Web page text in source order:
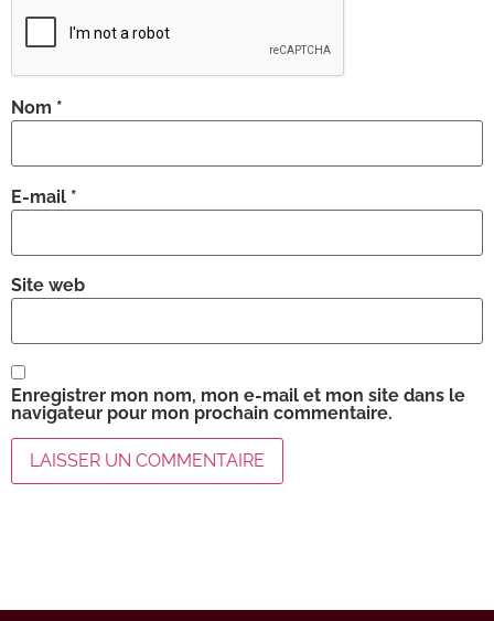
Nom *
E-mail *
Site web
Enregistrer mon nom, mon e-mail et mon site dans le
navigateur pour mon prochain commentaire.